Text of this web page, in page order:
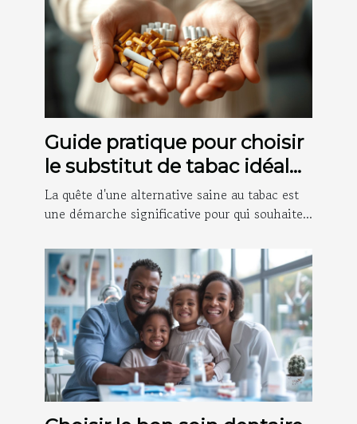
Guide pratique pour choisir
le substitut de tabac idéal
selon vos besoins
La quête d'une alternative saine au tabac est
une démarche significative pour qui souhaite...